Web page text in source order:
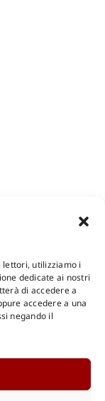
lettori, utilizziamo i
dedicate ai nostri
di accedere a
accedere a una
negando il
Rateali